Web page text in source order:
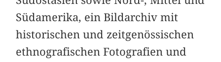
Südamerika, ein Bildarchiv mit
historischen und zeitgenössischen
ethnografischen Fotografien und